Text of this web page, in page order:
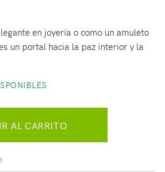
en joyería o como un amuleto
un portal hacia la paz interior y la
AL CARRITO